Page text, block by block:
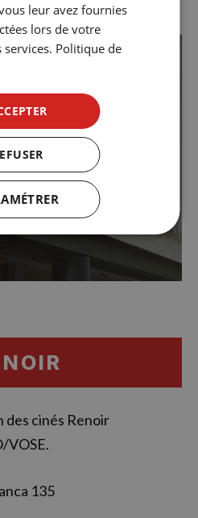
des cinés Renoir
VOSE.
135
leur avez fournies
lors de votre
Politique de